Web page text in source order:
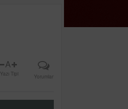
A
Yazı Tipi Yorumlar